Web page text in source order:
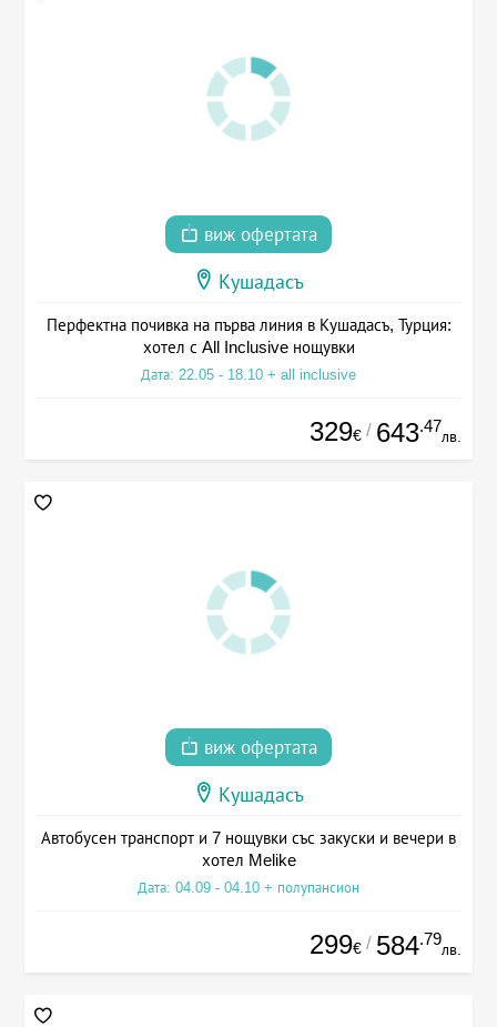
виж офертата
Кушадасъ
Перфектна почивка на първа линия в Кушадасъ, Турция:
хотел с All Inclusive нощувки
Дата: 22.05 - 18.10 + all inclusive
329€ / 643.47
лв.
виж офертата
Кушадасъ
Автобусен транспорт и 7 нощувки със закуски и вечери в
хотел Melike
Дата: 04.09 - 04.10 + полупансион
299€ / 584.79
лв.